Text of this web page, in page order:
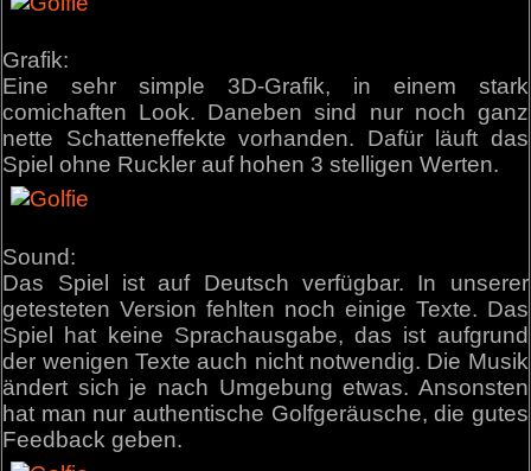
Grafik:
Eine sehr simple 3D-Grafik, in einem stark
comichaften Look. Daneben sind nur noch ganz
nette Schatteneffekte vorhanden. Dafür läuft das
Spiel ohne Ruckler auf hohen 3 stelligen Werten.
Sound:
Das Spiel ist auf Deutsch verfügbar. In unserer
getesteten Version fehlten noch einige Texte. Das
Spiel hat keine Sprachausgabe, das ist aufgrund
der wenigen Texte auch nicht notwendig. Die Musik
ändert sich je nach Umgebung etwas. Ansonsten
hat man nur authentische Golfgeräusche, die gutes
Feedback geben.